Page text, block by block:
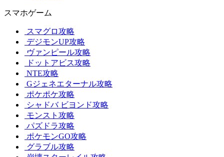
スマホゲーム
スマグロ攻略
デジモンUP攻略
ヴァンピール攻略
ドットアビス攻略
NTE攻略
Gジェネエターナル攻略
ポケポケ攻略
シャドバ ビヨンド攻略
モンスト攻略
パズドラ攻略
ポケモンGO攻略
グラブル攻略